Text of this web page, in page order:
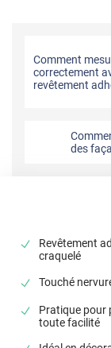
Comment
correctement
revêtement
des
Revêtement
craquelé
Touché
Pratique pour
toute facilité